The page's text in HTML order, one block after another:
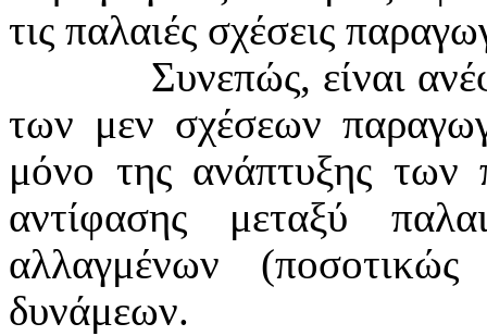
τις παλαιές σχέσεις
Συνεπώς, είναι
των μεν σχέσεων
μόνο της ανάπτυξης των
αντίφασης μεταξύ
αλλαγμένων
δυνάμεων.